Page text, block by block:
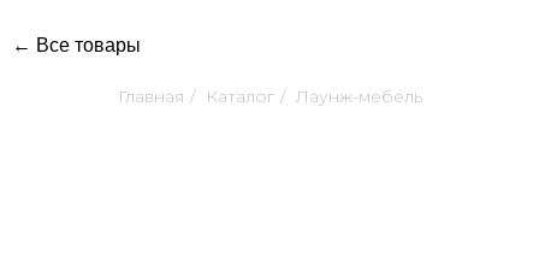
← Все товары
Главная / Каталог / Лаунж-мебель